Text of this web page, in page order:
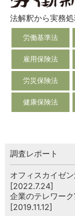
法解釈から実務
労働基準法
雇用保険法
労災保険法
健康保険法
調査レポート
オフィスカイゼ
[2022.7.24]
企業のテレワー
[2019.11.12]